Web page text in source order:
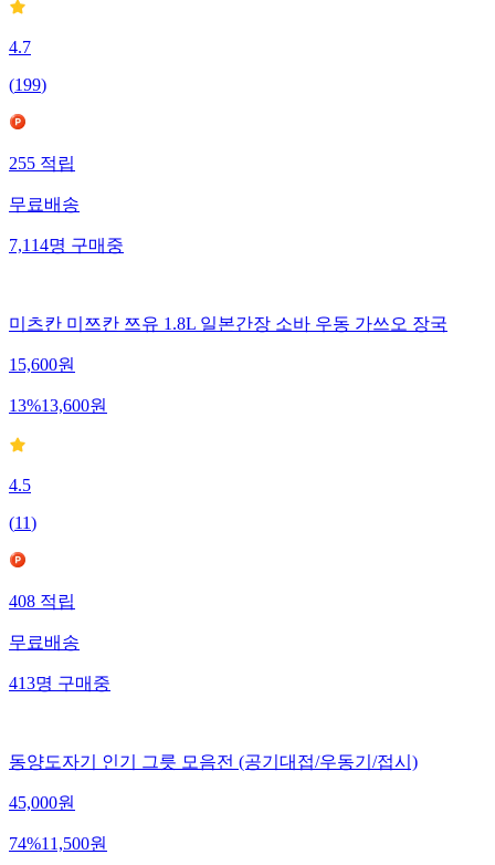
4.7
(199)
255적립
무료배송
7,114명구매중
미츠칸 미쯔칸 쯔유 1.8L 일본간장 소바 우동 가쓰오 장국
15,600원
13%13,600원
4.5
(11)
408적립
무료배송
413명구매중
동양도자기 인기 그릇 모음전 (공기대접/우동기/접시)
45,000원
74%11,500원